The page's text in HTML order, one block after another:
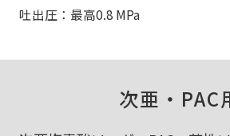
吐出圧：最高0.8 MPa
次亜・PAC